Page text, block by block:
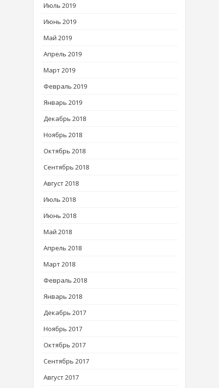
Июль 2019
Июнь 2019
Май 2019
Апрель 2019
Март 2019
Февраль 2019
Январь 2019
Декабрь 2018
Ноябрь 2018
Октябрь 2018
Сентябрь 2018
Август 2018
Июль 2018
Июнь 2018
Май 2018
Апрель 2018
Март 2018
Февраль 2018
Январь 2018
Декабрь 2017
Ноябрь 2017
Октябрь 2017
Сентябрь 2017
Август 2017